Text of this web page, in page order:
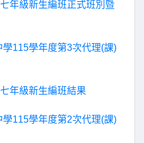
年級新生編班正式班別暨
115學年度第3次代理(課)
年級新生編班結果
115學年度第2次代理(課)